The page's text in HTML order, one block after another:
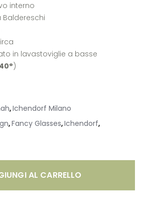
interno
Baldereschi
in lavastoviglie a basse
40°)
,Ichendorf Milano
,Fancy Glasses,Ichendorf,
AL CARRELLO